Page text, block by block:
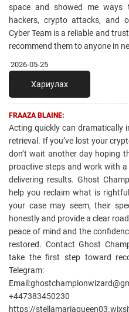
space and showed me ways
hackers, crypto attacks, and
Cyber Team is a reliable and
recommend them to anyone in
2026-05-25
Хариулах
FRAAZA BLAINE:
Acting quickly can dramatically
retrieval. If you’ve lost your
don’t wait another day hoping
proactive steps and work with
delivering results. Ghost
help you reclaim what is
your case may seem, their
honestly and provide a clear
peace of mind and the
restored. Contact Ghost
take the first step toward
Telegram: https://
https://